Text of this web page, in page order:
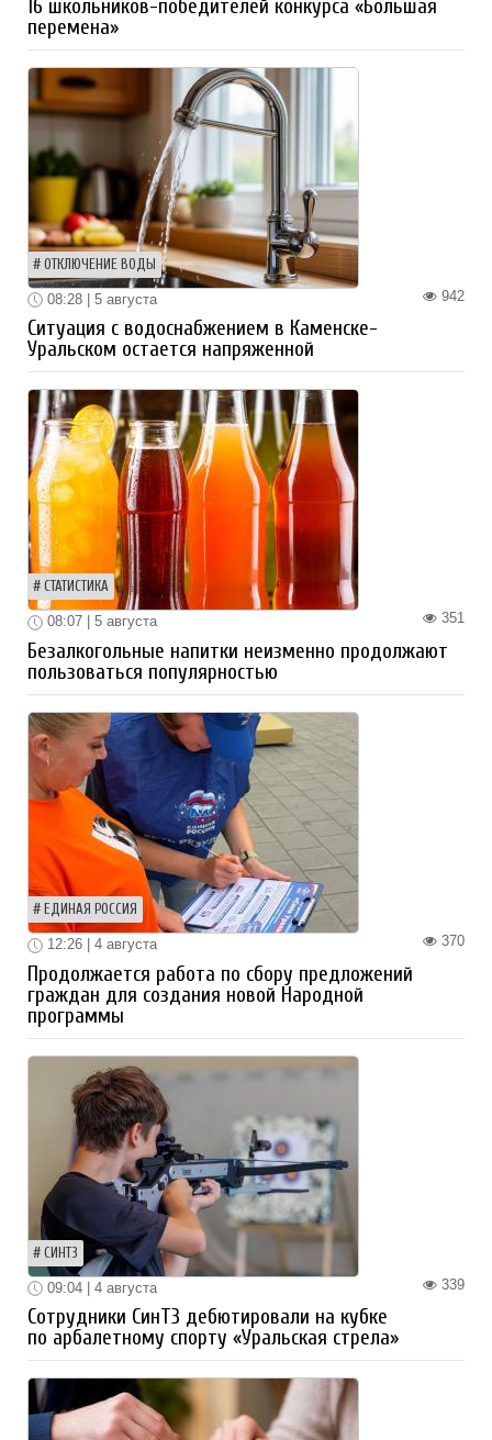
16 школьников-победителей конкурса «Большая
перемена»
ОТКЛЮЧЕНИЕ ВОДЫ
942
08:28 | 5 августа
Ситуация с водоснабжением в Каменске-
Уральском остается напряженной
СТАТИСТИКА
351
08:07 | 5 августа
Безалкогольные напитки неизменно продолжают
пользоваться популярностью
ЕДИНАЯ РОССИЯ
370
12:26 | 4 августа
Продолжается работа по сбору предложений
граждан для создания новой Народной
программы
СИНТЗ
339
09:04 | 4 августа
Сотрудники СинТЗ дебютировали на кубке
по арбалетному спорту «Уральская стрела»